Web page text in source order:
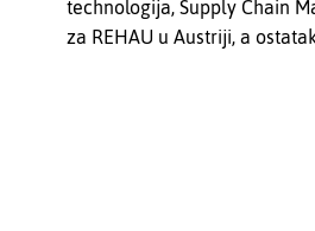
technologija, Supply Chain
za REHAU u Austriji, a